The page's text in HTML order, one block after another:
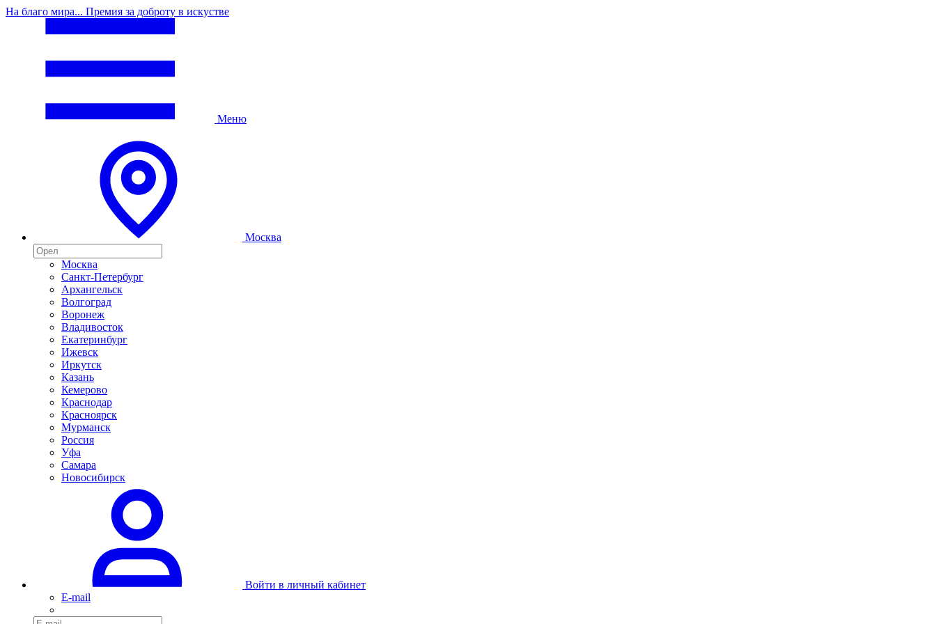
На благо мира... Премия за доброту в искустве
Меню
Москва
Москва
Санкт-Петербург
Архангельск
Волгоград
Воронеж
Владивосток
Екатеринбург
Ижевск
Иркутск
Казань
Кемерово
Краснодар
Красноярск
Мурманск
Россия
Уфа
Самара
Новосибирск
Войти в личный кабинет
E-mail